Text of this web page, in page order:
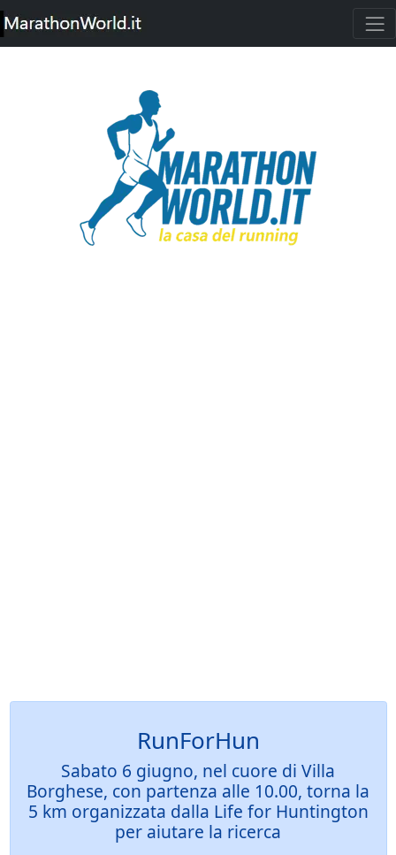
RunForHun
Sabato 6 giugno, nel cuore di Villa
Borghese, con partenza alle 10.00, torna la
5 km organizzata dalla Life for Huntington
per aiutare la ricerca